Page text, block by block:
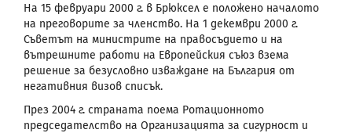
На 15 февруари 2000 г. в Брюксел е положено началото
на преговорите за членство. На 1 декември 2000 г.
Съветът на министрите на правосъдието и на
вътрешните работи на Европейския съюз взема
решение за безусловно изваждане на България от
негативния визов списък.
През 2004 г. страната поема Ротационното
председателство на Организацията за сигурност и